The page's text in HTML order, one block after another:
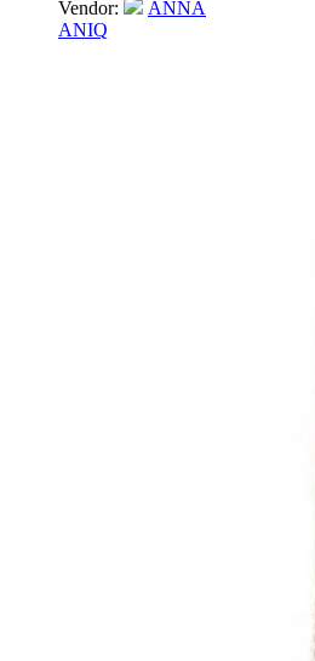
Vendor:
ANNA
ANIQ